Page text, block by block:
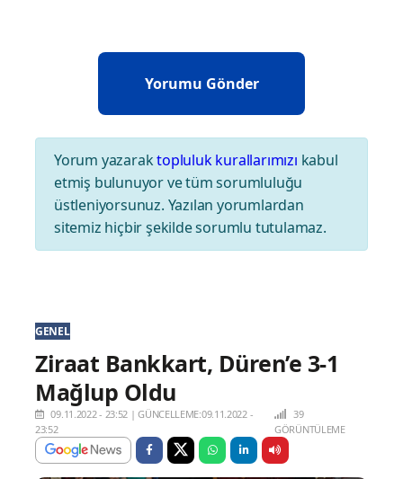
Yorum yazaraktopluluk kurallarımızı kabul
etmiş bulunuyor ve tüm sorumluluğu
üstleniyorsunuz. Yazılan yorumlardan
sitemiz hiçbir şekilde sorumlu tutulamaz.
GENEL
Ziraat Bankkart, Düren’e 3-1
Mağlup Oldu
09.11.2022 - 23:52 |GÜNCELLEME:09.11.2022 -
23:52
39
GÖRÜNTÜLEME